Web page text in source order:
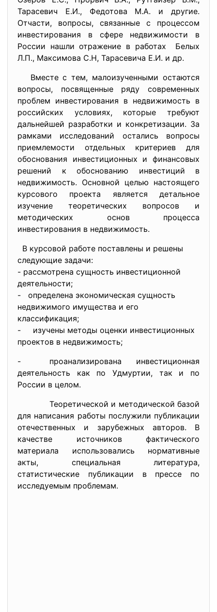
Тарасевич Е.И., Федотова М.А. и другие.
Отчасти, вопросы, связанные с процессом
инвестирования в сфере недвижимости в
России нашли отражение в работах Белых
Л.П., Максимова С.Н, Тарасевича Е.И. и др.
Вместе с тем, малоизученными остаются
вопросы, посвященные ряду современных
проблем инвестирования в недвижимость в
российских условиях, которые требуют
дальнейшей разработки и конкретизации. За
рамками исследований остались вопросы
приемлемости отдельных критериев для
обоснования инвестиционных и финансовых
решений к обоснованию инвестиций в
недвижимость. Основной целью настоящего
курсового проекта является детальное
изучение теоретических вопросов и
методических основ процесса
инвестирования в недвижимость.
В курсовой работе поставлены и решены
следующие задачи:
- рассмотрена сущность инвестиционной
деятельности;
- определена экономическая сущность
недвижимого имущества и его
классификация;
- изучены методы оценки инвестиционных
проектов в недвижимость;
- проанализирована инвестиционная
деятельность как по Удмуртии, так и по
России в целом.
Теоретической и методической базой
для написания работы послужили публикации
отечественных и зарубежных авторов. В
качестве источников фактического
материала использовались нормативные
акты, специальная литература,
статистические публикации в прессе по
исследуемым проблемам.